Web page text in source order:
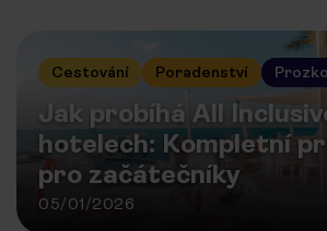
Cestování Poradenství
Jak probíhá All
hotelech: Kompletní
pro začátečníky
05/01/2026